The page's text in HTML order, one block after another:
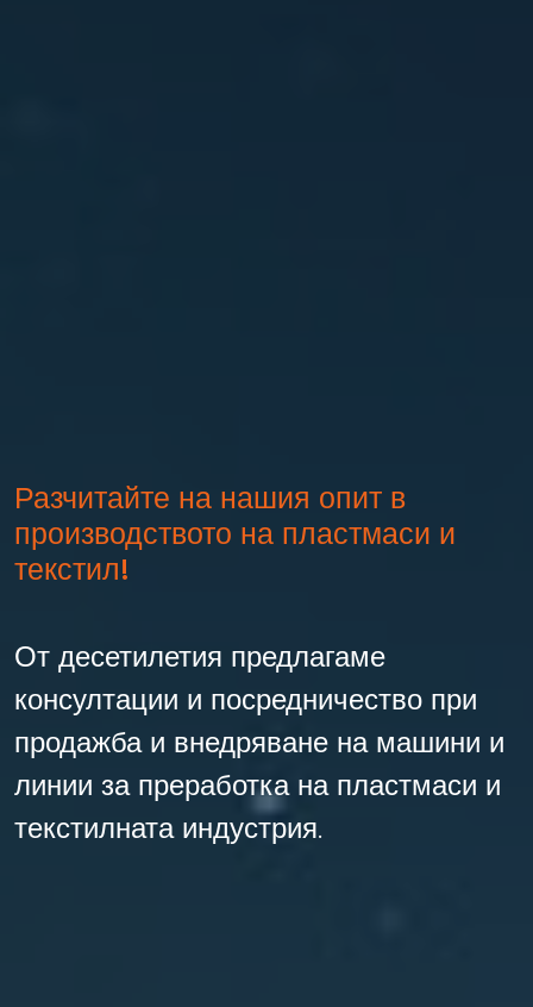
Разчитайте на нашия опит в
производството на пластмаси и
текстил!
От десетилетия предлагаме
консултации и посредничество при
продажба и внедряване на машини и
линии за преработка на пластмаси и
текстилната индустрия.